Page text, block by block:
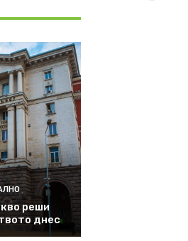
реши
днес